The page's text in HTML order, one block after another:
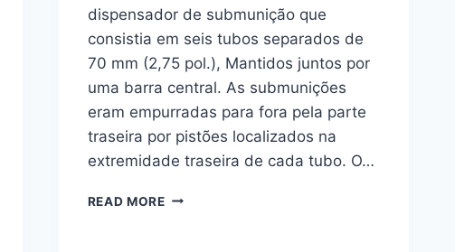
dispensador de submunição que
consistia em seis tubos separados de
70 mm (2,75 pol.), Mantidos juntos por
uma barra central. As submunições
eram empurradas para fora pela parte
traseira por pistões localizados na
extremidade traseira de cada tubo. O…
READ MORESUU-